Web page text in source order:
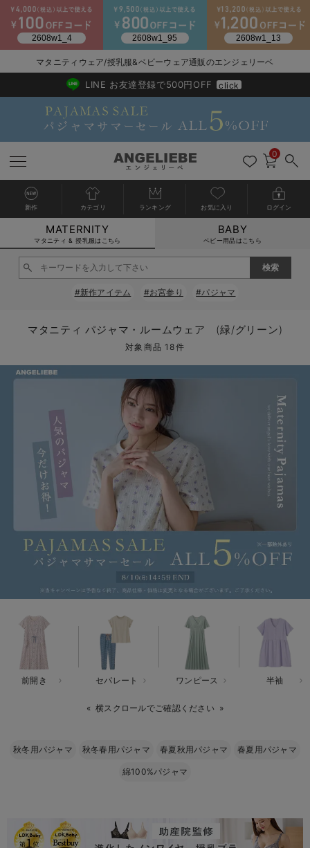
マタニティウェア全て
マタニティ ワンピース
マタニティ トップス
マタニティ アウター（コート）・ママコート
マタニティ 下着・インナー全て
授乳ブラ・マタニティブラ（マタニティインナー・産後用品）
マタニティ 授乳 キャミソール
骨盤・マタニティベルト （妊娠中・産後）
産後 ガードル インナー
マタニティ 腹巻き
授乳服全て
マタニティ フォーマル全て
マタニティ スーツ
マタニティ ドレス（結婚式・お呼ばれ）
マタニティ フォーマル パンツ・ボトムス
授乳用品全て
妊婦用 抱き枕・授乳クッション
マタニティレッグウェア全て
マタニティストッキング・タイツ
マタニティ ボディケア全て
アウトレット全て
【アウトレット】ワンピース
【アウトレット】パジャマ
【アウトレット】ベビー
特集全て
コットン素材
接触冷感素材
Tシャツブラ
ブラトップ
快適機能ウェア特集 トップス
快適機能ウェア特集 ボトムス
快適機能ウェア特集 パジャマ
erbaviva（エルバビーバ）
安心の日本製。先輩ママが買ってよかった！本当に必要な出産準備品
ハレの日に着るANGELIEBEのセレモニー
買って正解！高評価レビューアイテム
冬に可愛いニットがお得！
親子コーデ｜ママとベビーにおすすめ！
Gift Selection 出産祝い
再入荷全て
再入荷｜インナー
戻る
送料無料アイテム全て
ワンピース
戻る
ブラキャミ おまとめ
MAX55%OFF ブラック
戻る
【37周年祭セール】
【37周年祭セール】
戻る
気温差別オススメア
【15℃】3月下旬～
戻る
動きやすく着回しで
戻る
強撚スムース(コスパ
戻る
マタニティウェア
【おまとめ割】パジ
戻る
こだわりの履き心地
カジュアル
戻る
ジャケット派
王道シンプル派
セットアップ派
戻る
出産準備応援割全て
マタニティパジャマ
戻る
【オフィスカジュア
戻る
レギンスタイプ
戻る
【フォーマル】ワン
戻る
【ベビー】長袖
戻る
ハンカチ
戻る
快適ウェア10%OFF
戻る
春のマタニティワン
セットアップ・ レイ
ワーク・オフィス
フォーマル / オケー
あったかアイテム｜
戻る
Gift Selection 出産
〜3,000円（税込）
女の子におススメの
男の子におススメの
もらって嬉しいギフト
かわいくておもしろ
何枚あっても嬉しい
お部屋映えアイテム
戻る
冬の冷え対策インナ
薄くてあったか
レギンス・タイツ
カップ付きインナー
あったか度◎
戻る
入院準備の持ち物チ
入院してすぐ使うグ
戻る
冬のあったか特集全て
【冬のあったか特集
マタニティウェア/授乳服&ベビーウェア通販のエンジェリーベ
2026/NewArrival
送料495円(一部地域を除く) 7,700円以上で送料無料
LINE お友達登録で500円OFF click
0
新作 カテゴリ ランキング お気に入り ログイン
MATERNITY
マタニティ & 授乳服はこちら
BABY
ベビー用品はこちら
#新作アイテム #お宮参り #パジャマ
マタニティ パジャマ・ルームウェア (緑/グリーン)
対象商品 18件
前開き セパレート ワンピース 半袖
横スクロールでご確認ください
秋冬用パジャマ 秋冬春用パジャマ 春夏秋用パジャマ 春夏用パジャマ
綿100%パジャマ
カートに入れる
閉じる